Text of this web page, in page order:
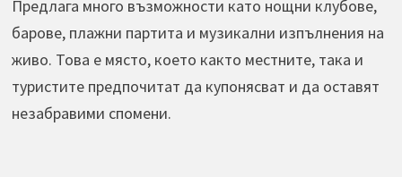
Предлага много възможности като нощни клубове,
барове, плажни партита и музикални изпълнения на
живо. Това е място, което както местните, така и
туристите предпочитат да купонясват и да оставят
незабравими спомени.